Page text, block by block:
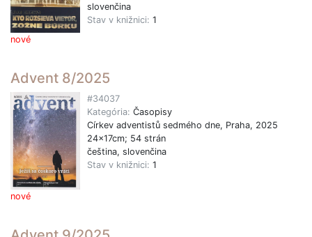
nové
slovenčina
Stav v knižnici: 1
Advent 8/2025
nové
#34037
Kategória: Časopisy
Církev adventistů sedmého dne, Praha, 2025
24x17cm; 54 strán
čeština, slovenčina
Stav v knižnici: 1